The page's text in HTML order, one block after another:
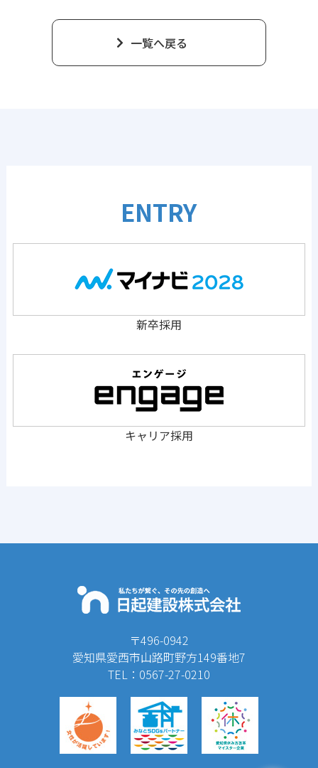
一覧へ戻る
ENTRY
新卒採用
キャリア採用
〒496-0942
愛知県愛西市山路町野方149番地7
TEL：0567-27-0210